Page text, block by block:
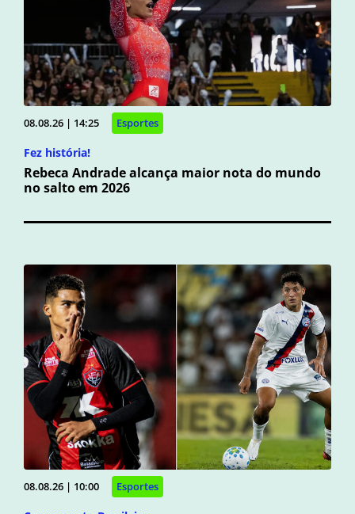
08.08.26 | 14:25 Esportes
Fez história!
Rebeca Andrade alcança maior nota do mundo
no salto em 2026
08.08.26 | 10:00 Esportes